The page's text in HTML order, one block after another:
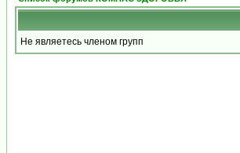
Не являетесь членом групп